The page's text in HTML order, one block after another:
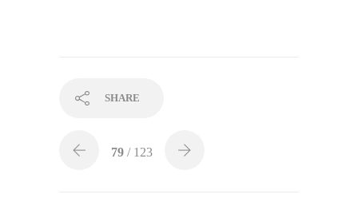
SHARE
79 / 123